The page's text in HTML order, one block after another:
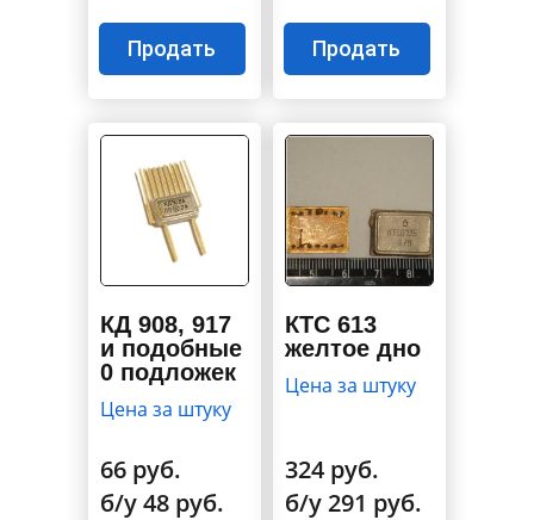
Продать Продать
КД 908, 917
и подобные
0 подложек
Цена за штуку
66 руб.
б/у 48 руб.
КТС 613
желтое дно
Цена за штуку
324 руб.
б/у 291 руб.